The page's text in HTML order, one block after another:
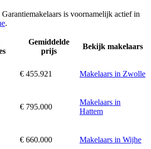
is voornamelijk actief in
.
Gemiddelde
prijs
Bekijk makelaars
€ 455.921 Makelaars in Zwolle
€ 795.000
Makelaars in
Hattem
€ 660.000 Makelaars in Wijhe